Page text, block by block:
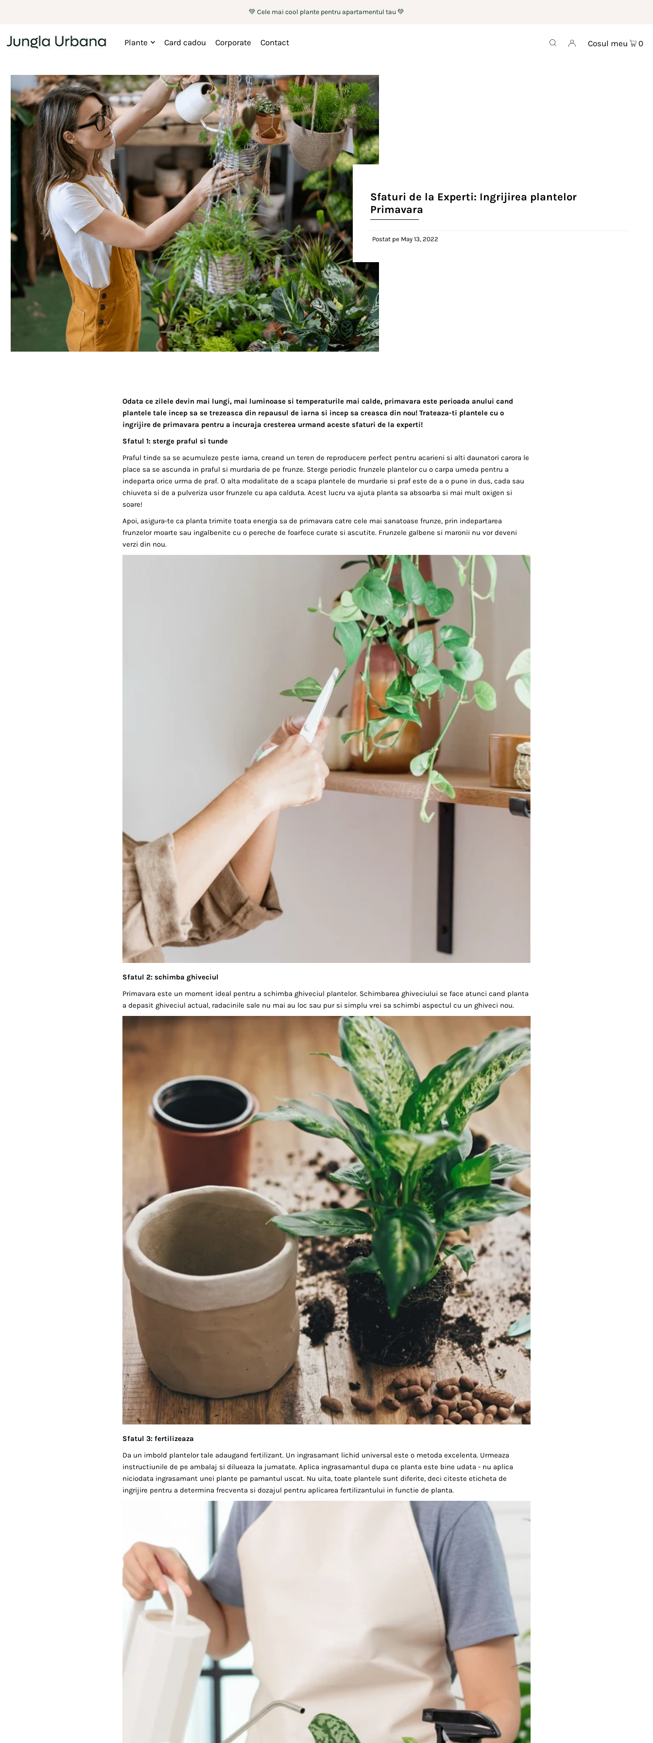
💚 Cele mai cool plante pentru apartamentul tau 💚
Plante Card cadou Corporate Contact Cosul meu 0
Sfaturi de la Experti: Ingrijirea plantelor
Primavara
Postat pe May 13, 2022
Odata ce zilele devin mai lungi, mai luminoase si temperaturile mai calde, primavara este perioada anului cand
plantele tale incep sa se trezeasca din repausul de iarna si incep sa creasca din nou! Trateaza-ti plantele cu o
ingrijire de primavara pentru a incuraja cresterea urmand aceste sfaturi de la experti!
Sfatul 1: sterge praful si tunde
Praful tinde sa se acumuleze peste iarna, creand un teren de reproducere perfect pentru acarieni si alti daunatori carora le
place sa se ascunda in praful si murdaria de pe frunze. Sterge periodic frunzele plantelor cu o carpa umeda pentru a
indeparta orice urma de praf. O alta modalitate de a scapa plantele de murdarie si praf este de a o pune in dus, cada sau
chiuveta si de a pulveriza usor frunzele cu apa calduta. Acest lucru va ajuta planta sa absoarba si mai mult oxigen si
soare!
Apoi, asigura-te ca planta trimite toata energia sa de primavara catre cele mai sanatoase frunze, prin indepartarea
frunzelor moarte sau ingalbenite cu o pereche de foarfece curate si ascutite. Frunzele galbene si maronii nu vor deveni
verzi din nou.
Sfatul 2: schimba ghiveciul
Primavara este un moment ideal pentru a schimba ghiveciul plantelor. Schimbarea ghiveciului se face atunci cand planta
a depasit ghiveciul actual, radacinile sale nu mai au loc sau pur si simplu vrei sa schimbi aspectul cu un ghiveci nou.
Sfatul 3: fertilizeaza
Da un imbold plantelor tale adaugand fertilizant. Un ingrasamant lichid universal este o metoda excelenta. Urmeaza
instructiunile de pe ambalaj si dilueaza la jumatate. Aplica ingrasamantul dupa ce planta este bine udata - nu aplica
niciodata ingrasamant unei plante pe pamantul uscat. Nu uita, toate plantele sunt diferite, deci citeste eticheta de
ingrijire pentru a determina frecventa si dozajul pentru aplicarea fertilizantului in functie de planta.